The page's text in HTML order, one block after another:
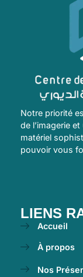
Notre priorité
de l’imagerie
matériel
pouvoir vous
LIENS
Accueil
À propos
Nos